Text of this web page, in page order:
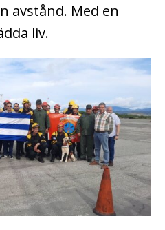
avstånd. Med en
liv.